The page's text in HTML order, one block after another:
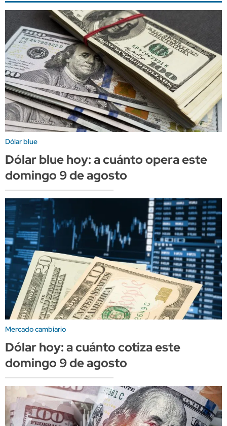
Dólar blue
Dólar blue hoy: a cuánto opera este
domingo 9 de agosto
Mercado cambiario
Dólar hoy: a cuánto cotiza este
domingo 9 de agosto